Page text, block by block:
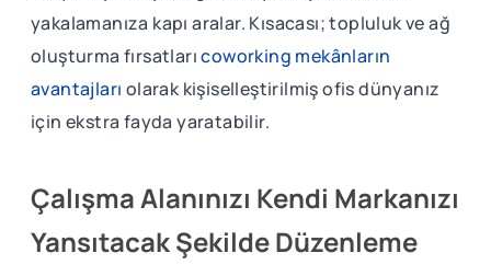
yakalamanıza kapı aralar. Kısacası; topluluk ve ağ
oluşturma fırsatlarıcoworking mekânların
avantajları olarak kişiselleştirilmiş ofis dünyanız
için ekstra fayda yaratabilir.
Çalışma Alanınızı Kendi Markanızı
Yansıtacak Şekilde Düzenleme